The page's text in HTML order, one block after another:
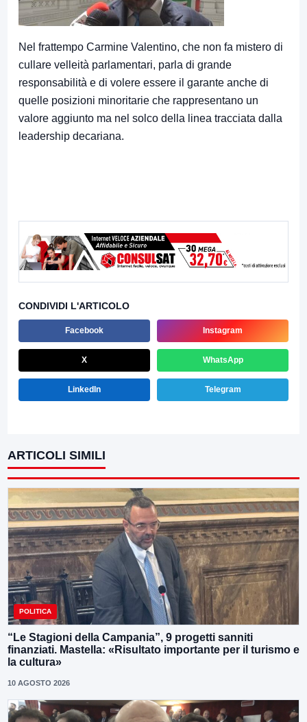
Nel frattempo Carmine Valentino, che non fa mistero di
cullare velleità parlamentari, parla di grande
responsabilità e di volere essere il garante anche di
quelle posizioni minoritarie che rappresentano un
valore aggiunto ma nel solco della linea tracciata dalla
leadership decariana.
CONDIVIDI L'ARTICOLO
Facebook Instagram
X WhatsApp
LinkedIn Telegram
ARTICOLI SIMILI
POLITICA
“Le Stagioni della Campania”, 9 progetti sanniti
finanziati. Mastella: «Risultato importante per il turismo e
la cultura»
10 AGOSTO 2026